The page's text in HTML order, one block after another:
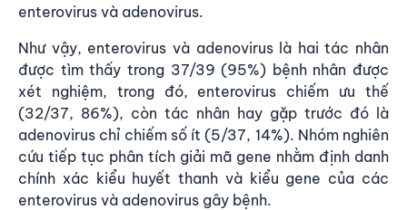
enterovirus và adenovirus.
Như vậy, enterovirus và adenovirus là hai tác nhân
được tìm thấy trong 37/39 (95%) bệnh nhân được
xét nghiệm, trong đó, enterovirus chiếm ưu thế
(32/37, 86%), còn tác nhân hay gặp trước đó là
adenovirus chỉ chiếm số ít (5/37, 14%). Nhóm nghiên
cứu tiếp tục phân tích giải mã gene nhằm định danh
chính xác kiểu huyết thanh và kiểu gene của các
enterovirus và adenovirus gây bệnh.